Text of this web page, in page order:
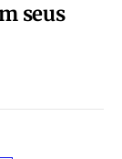
seus